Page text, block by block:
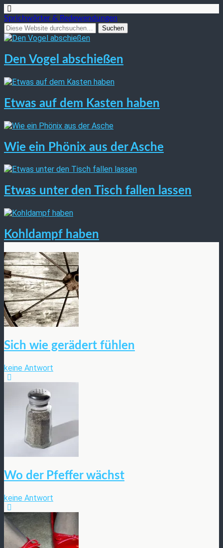
Sprichwörter & Redewendungen
Den Vogel abschießen
Etwas auf dem Kasten haben
Wie ein Phönix aus der Asche
Etwas unter den Tisch fallen lassen
Kohldampf haben
Sich wie gerädert fühlen
keine Antwort
Wo der Pfeffer wächst
keine Antwort